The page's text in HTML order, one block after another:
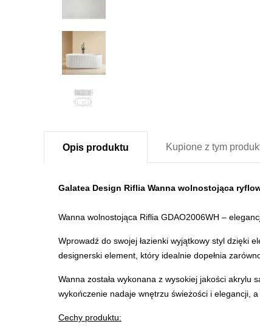
Opis produktu Kupione z tym
Galatea Design Riflia Wanna wolnostojąca
Wanna wolnostojąca Riflia GDAO2006WH –
Wprowadź do swojej łazienki wyjątkowy styl dzięki
designerski element, który idealnie dopełnia
Wanna została wykonana z wysokiej jakości akrylu
wykończenie nadaje wnętrzu świeżości i elegancji,
Cechy produktu: